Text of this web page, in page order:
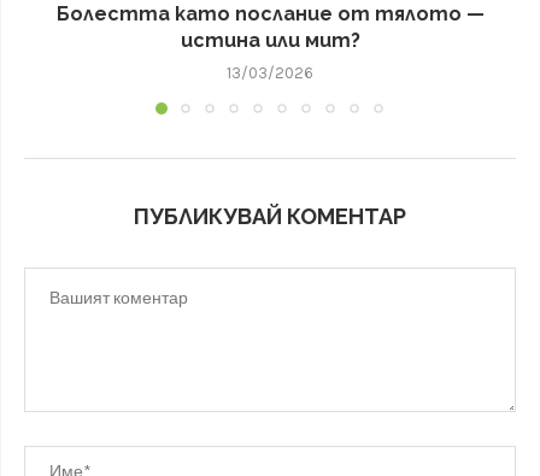
Болестта като послание от тялото —
истина или мит?
13/03/2026
ПУБЛИКУВАЙ КОМЕНТАР